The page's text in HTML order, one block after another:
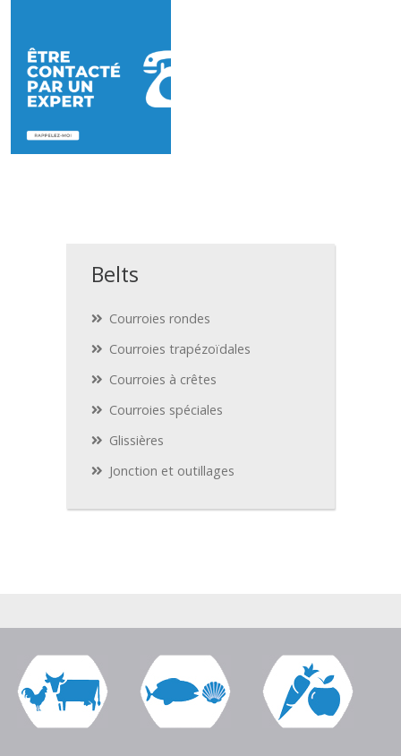
Belts
Courroies rondes
Courroies trapézoïdales
Courroies à crêtes
Courroies spéciales
Glissières
Jonction et outillages